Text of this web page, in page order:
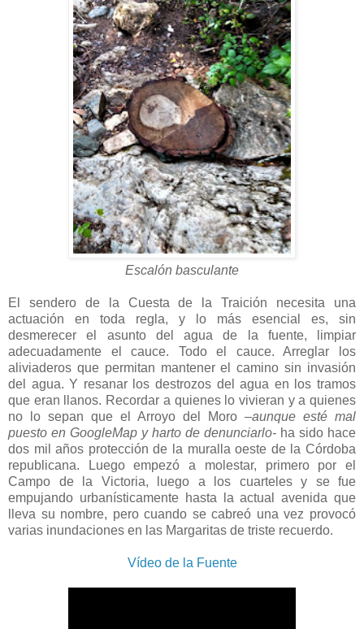
Escalón basculante
El sendero de la Cuesta de la Traición necesita una
actuación en toda regla, y lo más esencial es, sin
desmerecer el asunto del agua de la fuente, limpiar
adecuadamente el cauce. Todo el cauce. Arreglar los
aliviaderos que permitan mantener el camino sin invasión
del agua. Y resanar los destrozos del agua en los tramos
que eran llanos. Recordar a quienes lo vivieran y a quienes
no lo sepan que el Arroyo del Moro –aunque esté mal
puesto en GoogleMap y harto de denunciarlo- ha sido hace
dos mil años protección de la muralla oeste de la Córdoba
republicana. Luego empezó a molestar, primero por el
Campo de la Victoria, luego a los cuarteles y se fue
empujando urbanísticamente hasta la actual avenida que
lleva su nombre, pero cuando se cabreó una vez provocó
varias inundaciones en las Margaritas de triste recuerdo.
Vídeo de la Fuente